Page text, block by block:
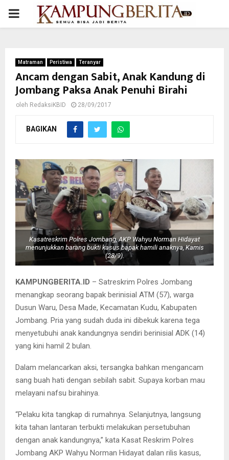
PRIMARY
Matraman Peristiwa Teranyar
Ancam dengan Sabit, Anak Kandung di
Jombang Paksa Anak Penuhi Birahi
oleh RedaksiKBID 28/09/2017
BAGIKAN
Kasatreskrim Polres Jombang, AKP Wahyu Norman Hidayat
menunjukkan barang bukti kasus bapak hamili anaknya, Kamis
(28/9).
KAMPUNGBERITA.ID – Satreskrim Polres Jombang
menangkap seorang bapak berinisial ATM (57), warga
Dusun Waru, Desa Made, Kecamatan Kudu, Kabupaten
Jombang. Pria yang sudah duda ini dibekuk karena tega
menyetubuhi anak kandungnya sendiri berinisial ADK (14)
yang kini hamil 2 bulan.
Dalam melancarkan aksi, tersangka bahkan mengancam
sang buah hati dengan sebilah sabit. Supaya korban mau
melayani nafsu birahinya.
“Pelaku kita tangkap di rumahnya. Selanjutnya, langsung
kita tahan lantaran terbukti melakukan persetubuhan
dengan anak kandungnya,” kata Kasat Reskrim Polres
Jombang AKP Wahyu Norman Hidayat dalan rilis kasus,